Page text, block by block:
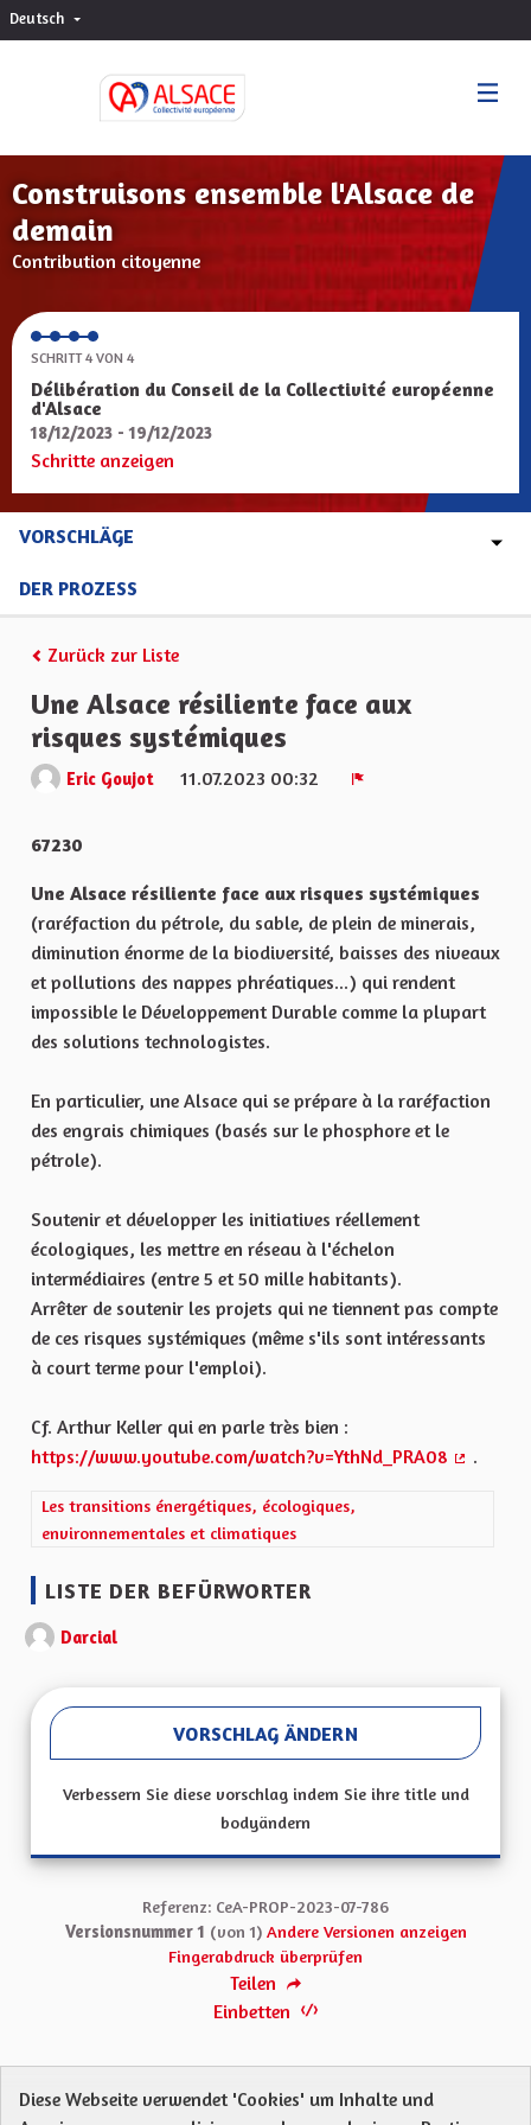
Deutsch Choisir la langue
Construisons ensemble l'Alsace de
demain
Contribution citoyenne
SCHRITT 4 VON 4
Délibération du Conseil de la Collectivité européenne
d'Alsace
18/12/2023 - 19/12/2023
Schritte anzeigen
VORSCHLÄGE
DER PROZESS
Zurück zur Liste
Une Alsace résiliente face aux
risques systémiques
Eric Goujot
11.07.2023 00:32
67230
Une Alsace résiliente face aux risques systémiques
(raréfaction du pétrole, du sable, de plein de minerais,
diminution énorme de la biodiversité, baisses des niveaux
et pollutions des nappes phréatiques...) qui rendent
impossible le Développement Durable comme la plupart
des solutions technologistes.
En particulier, une Alsace qui se prépare à la raréfaction
des engrais chimiques (basés sur le phosphore et le
pétrole).
Soutenir et développer les initiatives réellement
écologiques, les mettre en réseau à l'échelon
intermédiaires (entre 5 et 50 mille habitants).
Arrêter de soutenir les projets qui ne tiennent pas compte
de ces risques systémiques (même s'ils sont intéressants
à court terme pour l'emploi).
Cf. Arthur Keller qui en parle très bien :
https://www.youtube.com/watch?v=YthNd_PRA08
.
Ergebnisse nach Kategorie filtern: Les transitions énergétiques,
Les transitions énergétiques, écologiques,
environnementales et climatiques
LISTE DER BEFÜRWORTER
Darcial
VORSCHLAG ÄNDERN
Verbessern Sie diese vorschlag indem Sie ihre title und
bodyändern
Referenz: CeA-PROP-2023-07-786
Versionsnummer 1 (von 1) Andere Versionen anzeigen
Fingerabdruck überprüfen
Teilen
Einbetten
Diese Webseite verwendet 'Cookies' um Inhalte und